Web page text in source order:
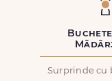
Surprinde cu